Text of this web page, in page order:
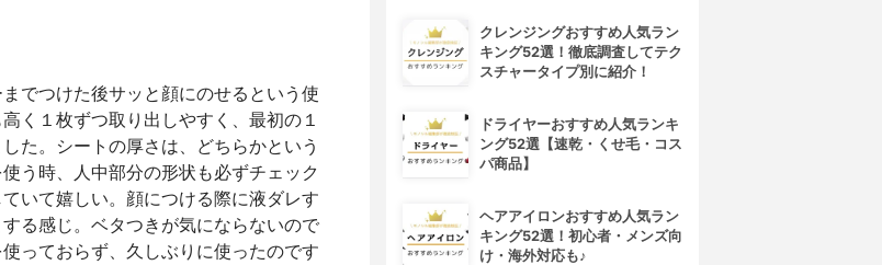
でつけた後サッと顔にのせるという使
く１枚ずつ取り出しやすく、最初の１
た。シートの厚さは、どちらかという
う時、人中部分の形状も必ずチェック
いて嬉しい。顔につける際に液ダレす
る感じ。ベタつきが気にならないので
っておらず、久しぶりに使ったのです
クレンジングおすすめ人気ラン
キング52選！徹底調査してテク
スチャータイプ別に紹介！
ドライヤーおすすめ人気ランキ
ング52選【速乾・くせ毛・コス
パ商品】
ヘアアイロンおすすめ人気ラン
キング52選！初心者・メンズ向
け・海外対応も♪